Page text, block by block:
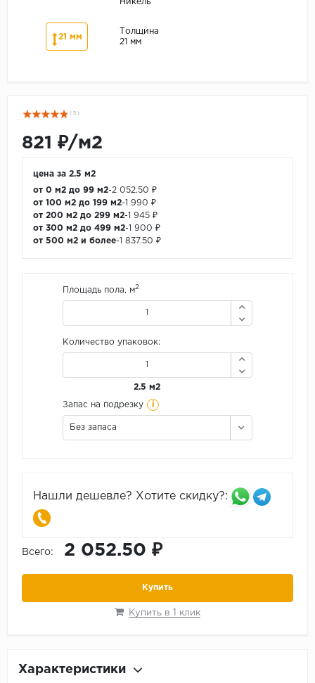
Никель
21 мм
Толщина
21 мм
( 5 )
821 ₽/м2
цена за 2.5 м2
от 0 м2 до 99 м2-2 052.50 ₽
от 100 м2 до 199 м2-1 990 ₽
от 200 м2 до 299 м2-1 945 ₽
от 300 м2 до 499 м2-1 900 ₽
от 500 м2 и более-1 837.50 ₽
Площадь пола, м2
Количество упаковок:
2.5 м2
Запас на подрезку i
Без запаса
Нашли дешевле? Хотите скидку?:
Всего: 2 052.50 ₽
Купить
Купить в 1 клик
Характеристики